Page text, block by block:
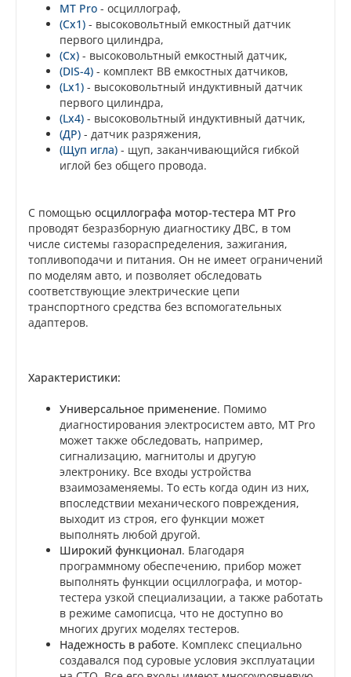
MT Pro - осциллограф,
(Cx1) - высоковольтный емкостный датчик
первого цилиндра,
(Cx) - высоковольтный емкостный датчик,
(DIS-4) - комплект ВВ емкостных датчиков,
(Lx1) - высоковольтный индуктивный датчик
первого цилиндра,
(Lx4) - высоковольтный индуктивный датчик,
(ДР) - датчик разряжения,
(Щуп игла) - щуп, заканчивающийся гибкой
иглой без общего провода.
С помощью осциллографа мотор-тестера MT Pro
проводят безразборную диагностику ДВС, в том
числе системы газораспределения, зажигания,
топливоподачи и питания. Он не имеет ограничений
по моделям авто, и позволяет обследовать
соответствующие электрические цепи
транспортного средства без вспомогательных
адаптеров.
Характеристики:
Универсальное применение. Помимо
диагностирования электросистем авто, MT Pro
может также обследовать, например,
сигнализацию, магнитолы и другую
электронику. Все входы устройства
взаимозаменяемы. То есть когда один из них,
впоследствии механического повреждения,
выходит из строя, его функции может
выполнять любой другой.
Широкий функционал. Благодаря
программному обеспечению, прибор может
выполнять функции осциллографа, и мотор-
тестера узкой специализации, а также работать
в режиме самописца, что не доступно во
многих других моделях тестеров.
Надежность в работе. Комплекс специально
создавался под суровые условия эксплуатации